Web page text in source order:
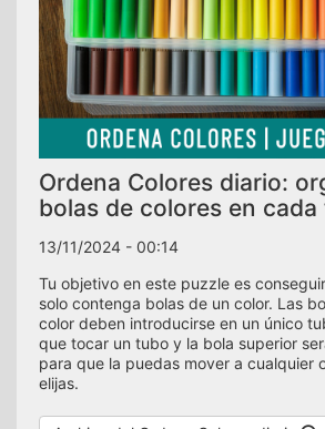
Ordena Colores diario:
bolas de colores en cada
13/11/2024 - 00:14
Tu objetivo en este puzzle es
solo contenga bolas de un color. Las
color deben introducirse en un único
que tocar un tubo y la bola superior
para que la puedas mover a cualquier
elijas.